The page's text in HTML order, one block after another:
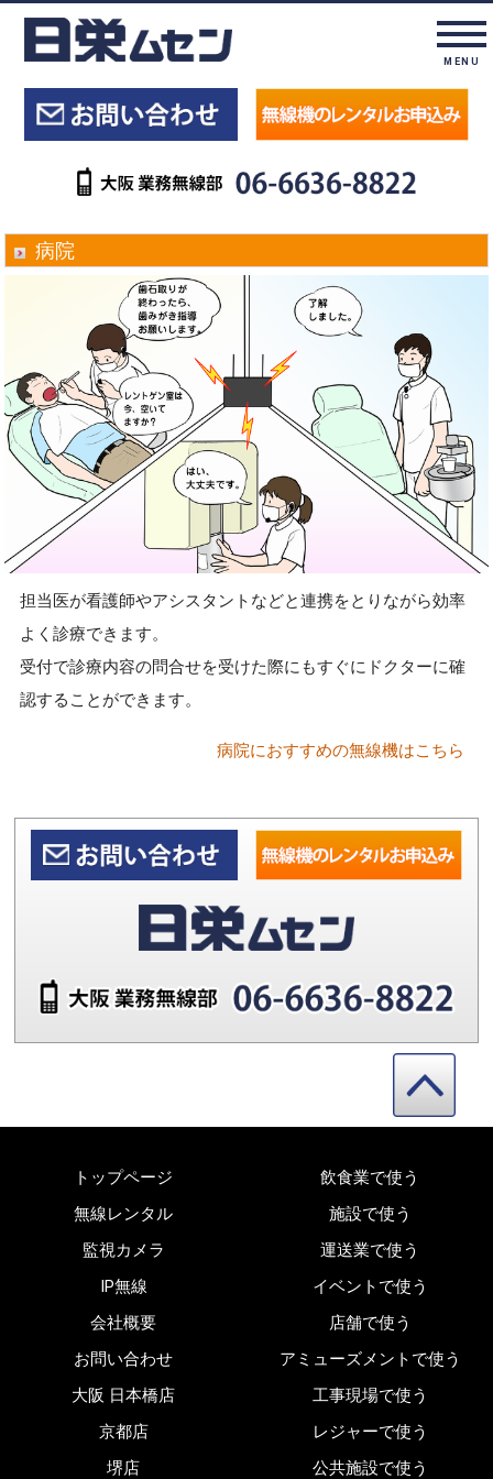
MENU
病院
担当医が看護師やアシスタントなどと連携をとりながら効率
よく診療できます。
受付で診療内容の問合せを受けた際にもすぐにドクターに確
認することができます。
病院におすすめの無線機はこちら
トップページ
無線レンタル
監視カメラ
IP無線
会社概要
お問い合わせ
大阪 日本橋店
京都店
堺店
飲食業で使う
施設で使う
運送業で使う
イベントで使う
店舗で使う
アミューズメントで使う
工事現場で使う
レジャーで使う
公共施設で使う